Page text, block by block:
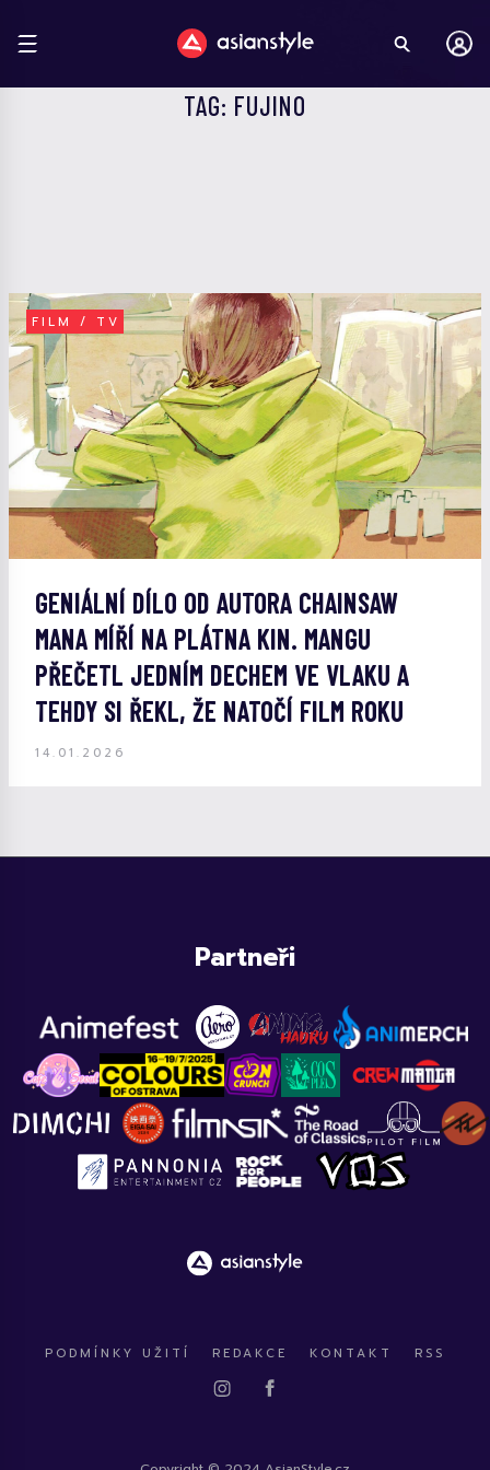
TAG: FUJINO
FILM / TV
GENIÁLNÍ DÍLO OD AUTORA CHAINSAW
MANA MÍŘÍ NA PLÁTNA KIN. MANGU
PŘEČETL JEDNÍM DECHEM VE VLAKU A
TEHDY SI ŘEKL, ŽE NATOČÍ FILM ROKU
14.01.2026
Partneři
PODMÍNKY UŽITÍ REDAKCE KONTAKT RSS